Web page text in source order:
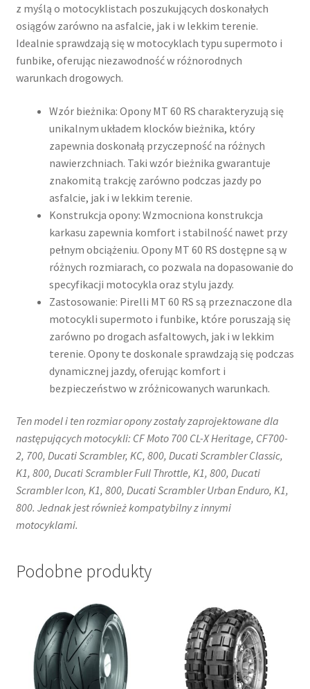
z myślą o motocyklistach poszukujących doskonałych
osiągów zarówno na asfalcie, jak i w lekkim terenie.
Idealnie sprawdzają się w motocyklach typu supermoto i
funbike, oferując niezawodność w różnorodnych
warunkach drogowych.​
Wzór bieżnika: Opony MT 60 RS charakteryzują się
unikalnym układem klocków bieżnika, który
zapewnia doskonałą przyczepność na różnych
nawierzchniach. Taki wzór bieżnika gwarantuje
znakomitą trakcję zarówno podczas jazdy po
asfalcie, jak i w lekkim terenie.
Konstrukcja opony: Wzmocniona konstrukcja
karkasu zapewnia komfort i stabilność nawet przy
pełnym obciążeniu. Opony MT 60 RS dostępne są w
różnych rozmiarach, co pozwala na dopasowanie do
specyfikacji motocykla oraz stylu jazdy.
Zastosowanie: Pirelli MT 60 RS są przeznaczone dla
motocykli supermoto i funbike, które poruszają się
zarówno po drogach asfaltowych, jak i w lekkim
terenie. Opony te doskonale sprawdzają się podczas
dynamicznej jazdy, oferując komfort i
bezpieczeństwo w zróżnicowanych warunkach.​
Ten model i ten rozmiar opony zostały zaprojektowane dla
następujących motocykli: CF Moto 700 CL-X Heritage, CF700-
2, 700, Ducati Scrambler, KC, 800, Ducati Scrambler Classic,
K1, 800, Ducati Scrambler Full Throttle, K1, 800, Ducati
Scrambler Icon, K1, 800, Ducati Scrambler Urban Enduro, K1,
800. Jednak jest również kompatybilny z innymi
motocyklami.
Podobne produkty